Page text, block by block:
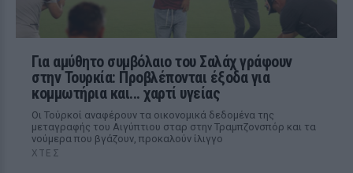
Για αμύθητο συμβόλαιο του Σαλάχ γράφουν
στην Τουρκία: Προβλέπονται έξοδα για
κομμωτήρια και... χαρτί υγείας
Οι Τούρκοί αναφέρουν τα οικονομικά δεδομένα της
μεταγραφής του Αιγύπτιου σταρ στην Τραμπζονσπόρ και τα
νούμερα που βγάζουν, προκαλούν ίλιγγο
ΧΤΕΣ